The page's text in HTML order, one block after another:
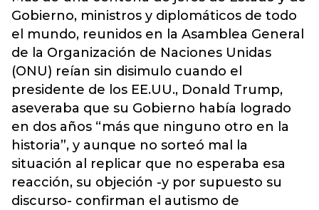
Gobierno, ministros y diplomáticos de todo
el mundo, reunidos en la Asamblea General
de la Organización de Naciones Unidas
(ONU) reían sin disimulo cuando el
presidente de los EE.UU., Donald Trump,
aseveraba que su Gobierno había logrado
en dos años “más que ninguno otro en la
historia”, y aunque no sorteó mal la
situación al replicar que no esperaba esa
reacción, su objeción -y por supuesto su
discurso- confirman el autismo de